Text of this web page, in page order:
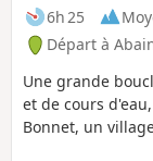
6h 25
Départ à
Une grande
et de cours
Bonnet, un